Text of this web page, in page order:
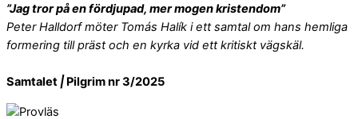
”Jag tror på en fördjupad, mer mogen kristendom”
Peter Halldorf möter Tomás Halík i ett samtal om hans hemliga
formering till präst och en kyrka vid ett kritiskt vägskäl.
Samtalet | Pilgrim nr 3/2025